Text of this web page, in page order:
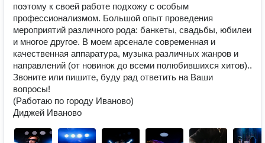
поэтому к своей работе подхожу с особым
профессионализмом. Большой опыт проведения
мероприятий различного рода: банкеты, свадьбы, юбилеи
и многое другое. В моем арсенале современная и
качественная аппаратура, музыка различных жанров и
направлений (от новинок до всеми полюбившихся хитов)..
Звоните или пишите, буду рад ответить на Ваши
вопросы!
(Работаю по городу Иваново)
Диджей Иваново